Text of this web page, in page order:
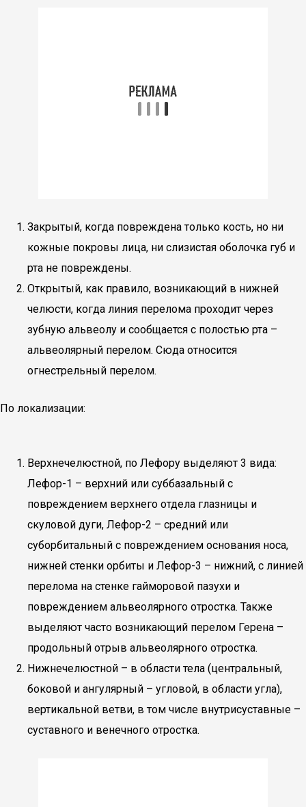
Закрытый, когда повреждена только кость, но ни
кожные покровы лица, ни слизистая оболочка губ и
рта не повреждены.
Открытый, как правило, возникающий в нижней
челюсти, когда линия перелома проходит через
зубную альвеолу и сообщается с полостью рта –
альвеолярный перелом. Сюда относится
огнестрельный перелом.
По локализации:
Верхнечелюстной, по Лефору выделяют 3 вида:
Лефор-1 – верхний или суббазальный с
повреждением верхнего отдела глазницы и
скуловой дуги, Лефор-2 – средний или
суборбитальный с повреждением основания носа,
нижней стенки орбиты и Лефор-3 – нижний, с линией
перелома на стенке гайморовой пазухи и
повреждением альвеолярного отростка. Также
выделяют часто возникающий перелом Герена –
продольный отрыв альвеолярного отростка.
Нижнечелюстной – в области тела (центральный,
боковой и ангулярный – угловой, в области угла),
вертикальной ветви, в том числе внутрисуставные –
суставного и венечного отростка.